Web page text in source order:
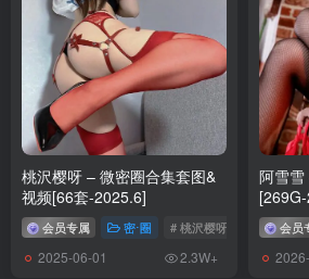
Nyako喵子 NO.030 酒吞童子女仆 [42P-
Nyako喵子 NO.029 妄想彼女との同棲生活2
Nyako喵子 NO.028 Nyako自撮り③ [52P1V-
Nyako喵子 NO.027 温泉旅行 [225P2V-
Nyako喵子 NO.026 秘密病棟 [130P2V-
Nyako喵子 NO.025 獣耳彼女2 [200P2V-
Nyako喵子 NO.024 自拍六连5开胸黑丝自拍
Nyako喵子 NO.023 透明女仆 [50P-129MB]
Nyako喵子 NO.022 水手服自拍 [26P-38MB]
Nyako喵子 NO.021 情人节自拍 [45P-12MB]
桃沢樱呀 – 微密圈合集套图&
视频[66套-2025.6]
会员专属 密⋅圈 # 桃沢樱呀 # 桃沢樱呀
2025-06-01 2.3W+
阿雪
会员